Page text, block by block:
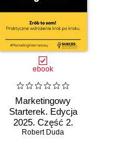
ebook
Marketingowy
Starterek. Edycja
2025. Część 2.
Jak założyć konto
Robert Duda